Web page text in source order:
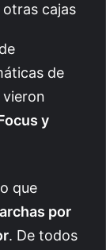
cajas
de
vieron
y
que
por
. De todos